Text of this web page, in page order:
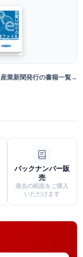
産業新聞発行の書籍一覧
バックナンバー販
売
過去の紙面をご購入
いただけます